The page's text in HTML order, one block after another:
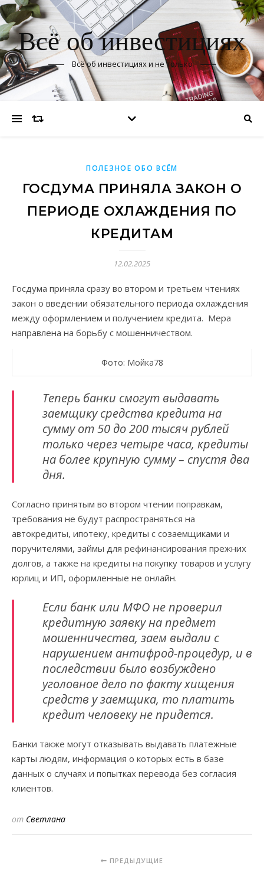
Всё об инвестициях
Всё об инвестициях и не только
ПОЛЕЗНОЕ ОБО ВСЁМ
ГОСДУМА ПРИНЯЛА ЗАКОН О
ПЕРИОДЕ ОХЛАЖДЕНИЯ ПО
КРЕДИТАМ
12.02.2025
Госдума приняла сразу во втором и третьем чтениях
закон о введении обязательного периода охлаждения
между оформлением и получением кредита. Мера
направлена на борьбу с мошенничеством.
Фото: Мойка78
Теперь банки смогут выдавать
заемщику средства кредита на
сумму от 50 до 200 тысяч рублей
только через четыре часа, кредиты
на более крупную сумму – спустя два
дня.
Согласно принятым во втором чтении поправкам,
требования не будут распространяться на
автокредиты, ипотеку, кредиты с созаемщиками и
поручителями, займы для рефинансирования прежних
долгов, а также на кредиты на покупку товаров и услугу
юрлиц и ИП, оформленные не онлайн.
Если банк или МФО не проверил
кредитную заявку на предмет
мошенничества, заем выдали с
нарушением антифрод-процедур, и в
последствии было возбуждено
уголовное дело по факту хищения
средств у заемщика, то платить
кредит человеку не придется.
Банки также могут отказывать выдавать платежные
карты людям, информация о которых есть в базе
данных о случаях и попытках перевода без согласия
клиентов.
от Светлана
ПРЕДЫДУЩИЕ